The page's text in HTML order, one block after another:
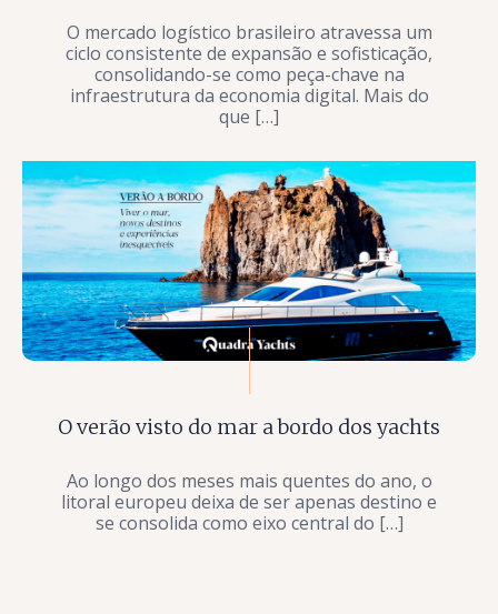
O mercado logístico brasileiro atravessa um
ciclo consistente de expansão e sofisticação,
consolidando-se como peça-chave na
infraestrutura da economia digital. Mais do
que […]
O verão visto do mar a bordo dos yachts
Ao longo dos meses mais quentes do ano, o
litoral europeu deixa de ser apenas destino e
se consolida como eixo central do […]